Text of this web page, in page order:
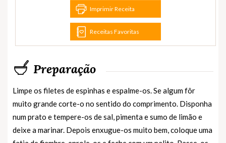
Imprimir Receita
Receitas Favoritas
Preparação
Limpe os filetes de espinhas e espalme-os. Se algum fôr
muito grande corte-o no sentido do comprimento. Disponha
num prato e tempere-os de sal, pimenta e sumo de limão e
deixe a marinar. Depois enxugue-os muito bem, coloque uma